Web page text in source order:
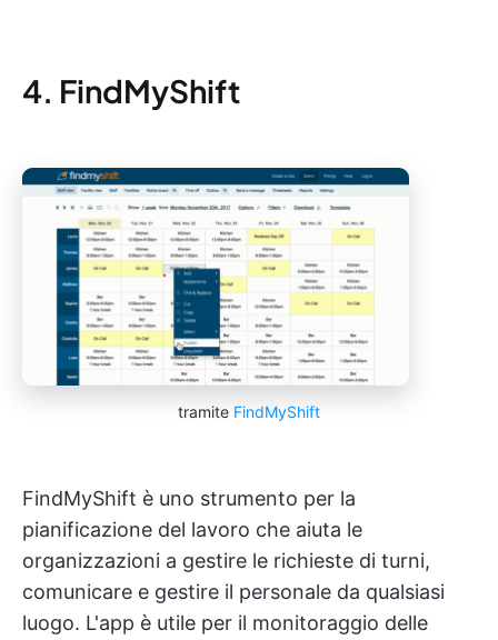
4. FindMyShift
tramite FindMyShift
FindMyShift è uno strumento per la
pianificazione del lavoro che aiuta le
organizzazioni a gestire le richieste di turni,
comunicare e gestire il personale da qualsiasi
luogo. L'app è utile per il monitoraggio delle